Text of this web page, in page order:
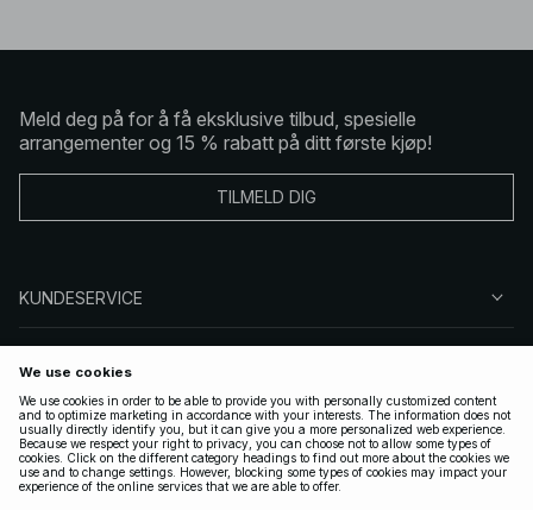
Meld deg på for å få eksklusive tilbud, spesielle
arrangementer og 15 % rabatt på ditt første kjøp!
TILMELD DIG
KUNDESERVICE
FØLG OSS
LOVLIG